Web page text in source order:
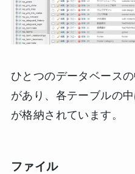
ひとつのデータベース
があり、各テーブルの
が格納されています。
ファイル